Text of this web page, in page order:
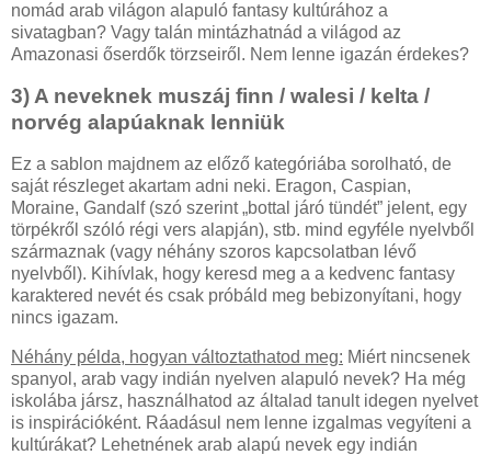
nomád arab világon alapuló fantasy kultúrához a
sivatagban? Vagy talán mintázhatnád a világod az
Amazonasi őserdők törzseiről. Nem lenne igazán érdekes?
3) A neveknek muszáj finn / walesi / kelta /
norvég alapúaknak lenniük
Ez a sablon majdnem az előző kategóriába sorolható, de
saját részleget akartam adni neki. Eragon, Caspian,
Moraine, Gandalf (szó szerint „bottal járó tündét” jelent, egy
törpékről szóló régi vers alapján), stb. mind egyféle nyelvből
származnak (vagy néhány szoros kapcsolatban lévő
nyelvből). Kihívlak, hogy keresd meg a a kedvenc fantasy
karaktered nevét és csak próbáld meg bebizonyítani, hogy
nincs igazam.
Néhány példa, hogyan változtathatod meg: Miért nincsenek
spanyol, arab vagy indián nyelven alapuló nevek? Ha még
iskolába jársz, használhatod az általad tanult idegen nyelvet
is inspirációként. Ráadásul nem lenne izgalmas vegyíteni a
kultúrákat? Lehetnének arab alapú nevek egy indián